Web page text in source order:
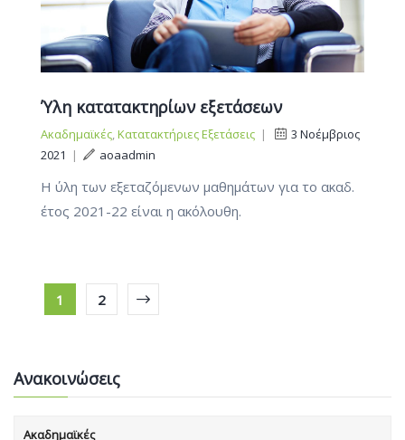
Ύλη κατατακτηρίων εξετάσεων
Ακαδημαϊκές,Κατατακτήριες Εξετάσεις |
3 Νοέμβριος
2021
| aoaadmin
Η ύλη των εξεταζόμενων μαθημάτων για το ακαδ.
έτος 2021-22 είναι η ακόλουθη.
1 2
Ανακοινώσεις
Ακαδημαϊκές